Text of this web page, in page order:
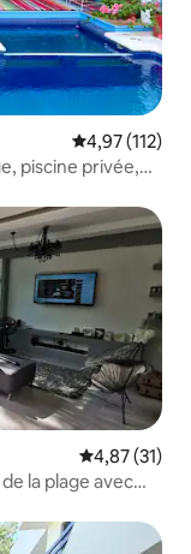
Évaluation
4,97 (112)
piscine privée,
Évaluation
4,87 (31)
la plage avec